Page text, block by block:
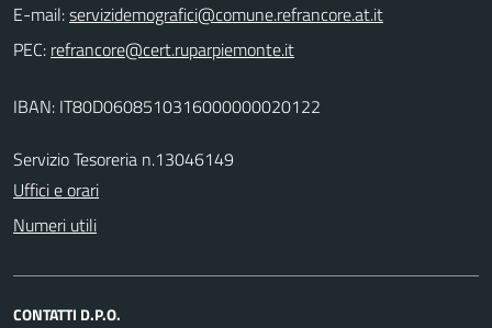
E-mail:
PEC:
IBAN: IT80D0608510316000000020122
Servizio Tesoreria n.13046149
Uffici e orari
Numeri utili
CONTATTI D.P.O.